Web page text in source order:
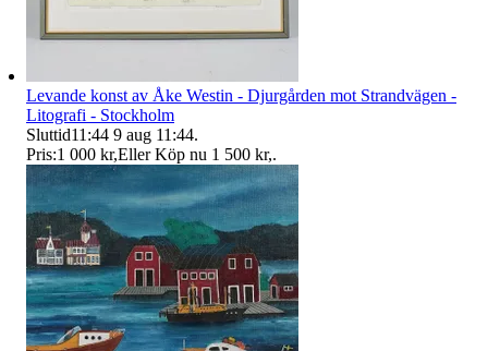
Levande konst av Åke Westin - Djurgården mot Strandvägen -
Litografi - Stockholm
Sluttid11:44 9 aug 11:44.
Pris:1 000 kr,Eller Köp nu 1 500 kr,.